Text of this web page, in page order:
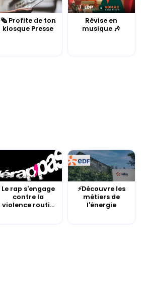
🗞️ Profite de ton
kiosque Presse
Révise en
musique 🎶
Le rap s'engage
contre la
violence routi...
⚡Découvre les
métiers de
l'énergie